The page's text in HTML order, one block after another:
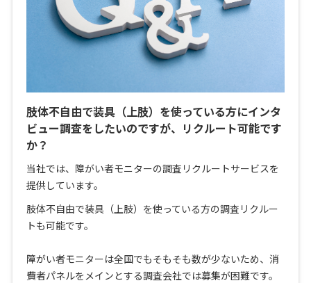
肢体不自由で装具（上肢）を使っている方にインタ
ビュー調査をしたいのですが、リクルート可能です
か？
当社では、障がい者モニターの調査リクルートサービスを
提供しています。
肢体不自由で装具（上肢）を使っている方の調査リクルー
トも可能です。
障がい者モニターは全国でもそもそも数が少ないため、消
費者パネルをメインとする調査会社では募集が困難です。